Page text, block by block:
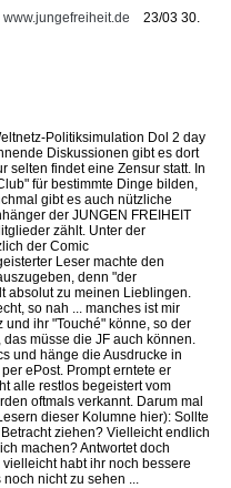
www.jungefreiheit.de 23/03 30.
Politiksimulation Dol 2 day
Diskussionen gibt es dort
selten findet eine Zensur statt. In
für bestimmte Dinge bilden,
gibt es auch nützliche
der JUNGEN FREIHEIT
zählt. Unter der
der Comic
Leser machte den
denn "der
absolut zu meinen Lieblingen.
so nah ... manches ist mir
ihr "Touché" könne, so der
müsse die JF auch können.
und hänge die Ausdrucke in
ePost. Prompt erntete er
alle restlos begeistert vom
oftmals verkannt. Darum mal
dieser Kolumne hier): Sollte
ziehen? Vielleicht endlich
machen? Antwortet doch
habt ihr noch bessere
noch nicht zu sehen ...